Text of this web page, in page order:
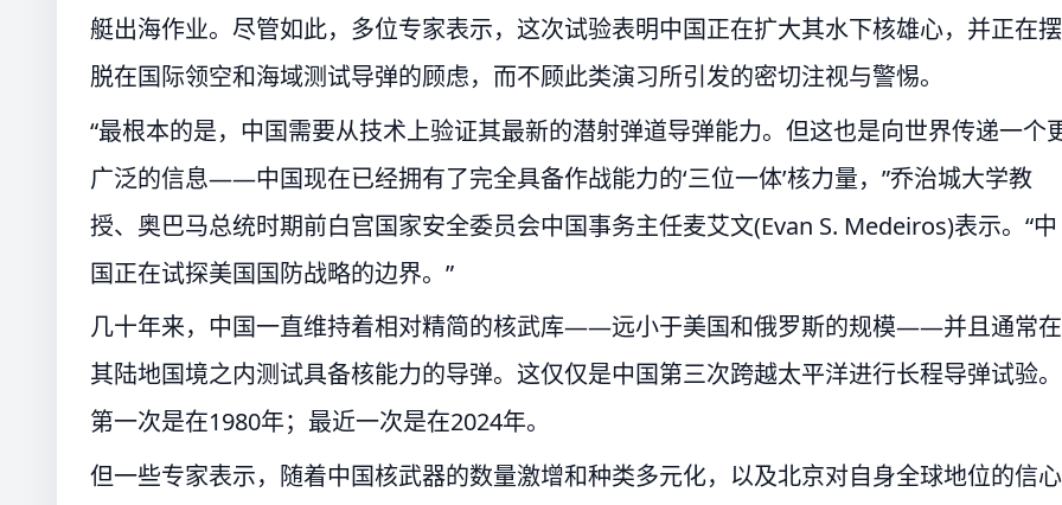
艇出海作业。尽管如此，多位专家表示，这次试验表明中国正在扩大其水下核雄心，并正在摆
脱在国际领空和海域测试导弹的顾虑，而不顾此类演习所引发的密切注视与警惕。
“最根本的是，中国需要从技术上验证其最新的潜射弹道导弹能力。但这也是向世界传递一个
广泛的信息——中国现在已经拥有了完全具备作战能力的‘三位一体’核力量，”乔治城大学教
授、奥巴马总统时期前白宫国家安全委员会中国事务主任麦艾文(Evan S. Medeiros)表示。“中
国正在试探美国国防战略的边界。”
几十年来，中国一直维持着相对精简的核武库——远小于美国和俄罗斯的规模——并且通常在
其陆地国境之内测试具备核能力的导弹。这仅仅是中国第三次跨越太平洋进行长程导弹试验。
第一次是在1980年；最近一次是在2024年。
但一些专家表示，随着中国核武器的数量激增和种类多元化，以及北京对自身全球地位的信心